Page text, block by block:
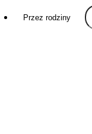
Przez rodziny